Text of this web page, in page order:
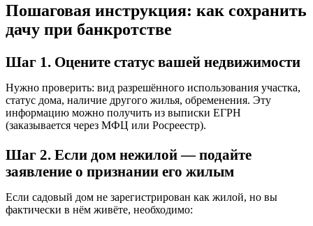
Пошаговая инструкция: как сохранить
дачу при банкротстве
Шаг 1. Оцените статус вашей недвижимости
Нужно проверить: вид разрешённого использования участка,
статус дома, наличие другого жилья, обременения. Эту
информацию можно получить из выписки ЕГРН
(заказывается через МФЦ или Росреестр).
Шаг 2. Если дом нежилой — подайте
заявление о признании его жилым
Если садовый дом не зарегистрирован как жилой, но вы
фактически в нём живёте, необходимо: